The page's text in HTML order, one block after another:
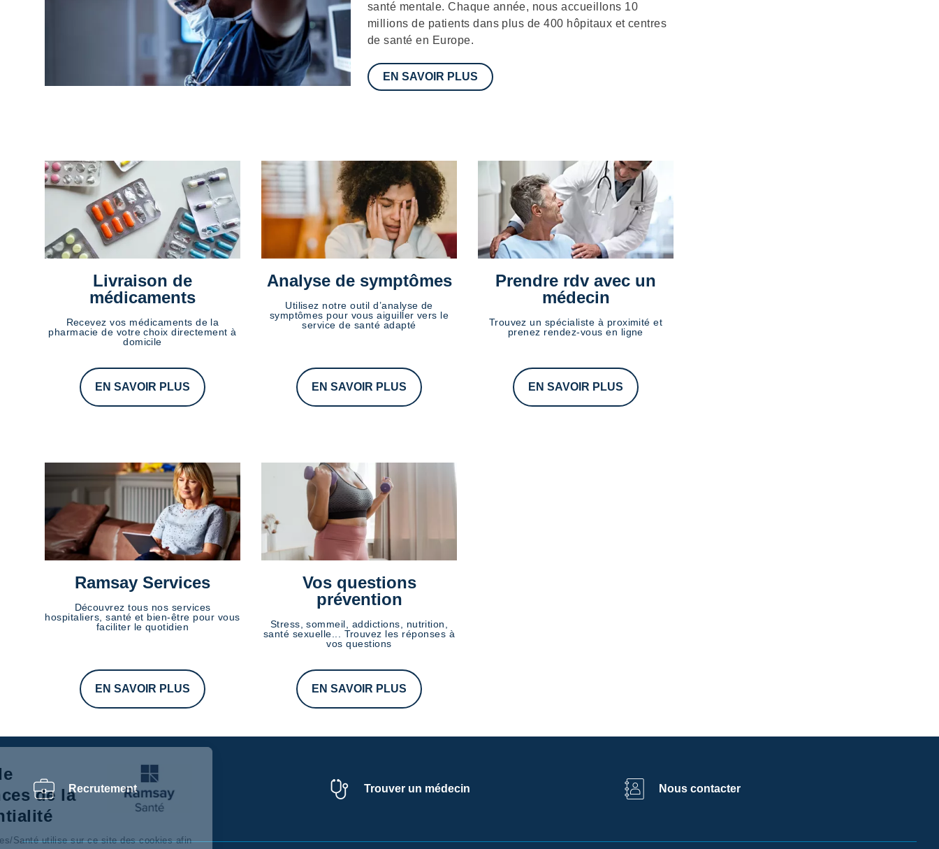
santé mentale. Chaque année, nous accueillons 10
millions de patients dans plus de 400 hôpitaux et centres
de santé en Europe.
EN SAVOIR PLUS
Livraison de
médicaments
Recevez vos médicaments de la
pharmacie de votre choix directement à
domicile
EN SAVOIR PLUS
Analyse de symptômes
Utilisez notre outil d’analyse de
symptômes pour vous aiguiller vers le
service de santé adapté
EN SAVOIR PLUS
Prendre rdv avec un
médecin
Trouvez un spécialiste à proximité et
prenez rendez-vous en ligne
EN SAVOIR PLUS
Ramsay Services
Découvrez tous nos services
hospitaliers, santé et bien-être pour vous
faciliter le quotidien
EN SAVOIR PLUS
Vos questions
prévention
Stress, sommeil, addictions, nutrition,
santé sexuelle... Trouvez les réponses à
vos questions
EN SAVOIR PLUS
Recrutement Trouver un médecin Nous contacter
Centre de
préférences de la
confidentialité
Ramsay Services/Santé utilise sur ce site des cookies afin